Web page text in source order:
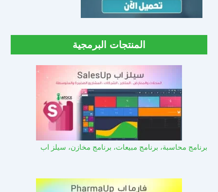
المنتجات البرمجية
برنامج محاسبة، برنامج مبيعات، برنامج مخازن، سيلز اب